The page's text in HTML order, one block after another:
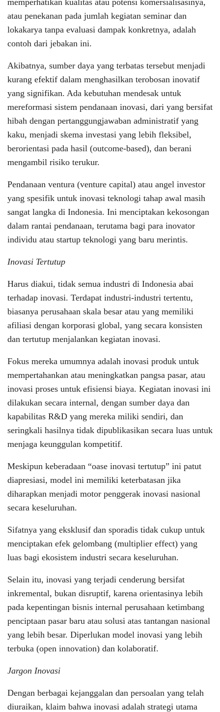
atau penekanan pada jumlah kegiatan seminar dan
lokakarya tanpa evaluasi dampak konkretnya, adalah
contoh dari jebakan ini.
Akibatnya, sumber daya yang terbatas tersebut menjadi
kurang efektif dalam menghasilkan terobosan inovatif
yang signifikan. Ada kebutuhan mendesak untuk
mereformasi sistem pendanaan inovasi, dari yang bersifat
hibah dengan pertanggungjawaban administratif yang
kaku, menjadi skema investasi yang lebih fleksibel,
berorientasi pada hasil (outcome-based), dan berani
mengambil risiko terukur.
Pendanaan ventura (venture capital) atau angel investor
yang spesifik untuk inovasi teknologi tahap awal masih
sangat langka di Indonesia. Ini menciptakan kekosongan
dalam rantai pendanaan, terutama bagi para inovator
individu atau startup teknologi yang baru merintis.
Inovasi Tertutup
Harus diakui, tidak semua industri di Indonesia abai
terhadap inovasi. Terdapat industri-industri tertentu,
biasanya perusahaan skala besar atau yang memiliki
afiliasi dengan korporasi global, yang secara konsisten
dan tertutup menjalankan kegiatan inovasi.
Fokus mereka umumnya adalah inovasi produk untuk
mempertahankan atau meningkatkan pangsa pasar, atau
inovasi proses untuk efisiensi biaya. Kegiatan inovasi ini
dilakukan secara internal, dengan sumber daya dan
kapabilitas R&D yang mereka miliki sendiri, dan
seringkali hasilnya tidak dipublikasikan secara luas untuk
menjaga keunggulan kompetitif.
Meskipun keberadaan “oase inovasi tertutup” ini patut
diapresiasi, model ini memiliki keterbatasan jika
diharapkan menjadi motor penggerak inovasi nasional
secara keseluruhan.
Sifatnya yang eksklusif dan sporadis tidak cukup untuk
menciptakan efek gelombang (multiplier effect) yang
luas bagi ekosistem industri secara keseluruhan.
Selain itu, inovasi yang terjadi cenderung bersifat
inkremental, bukan disruptif, karena orientasinya lebih
pada kepentingan bisnis internal perusahaan ketimbang
penciptaan pasar baru atau solusi atas tantangan nasional
yang lebih besar. Diperlukan model inovasi yang lebih
terbuka (open innovation) dan kolaboratif.
Jargon Inovasi
Dengan berbagai kejanggalan dan persoalan yang telah
diuraikan, klaim bahwa inovasi adalah strategi utama